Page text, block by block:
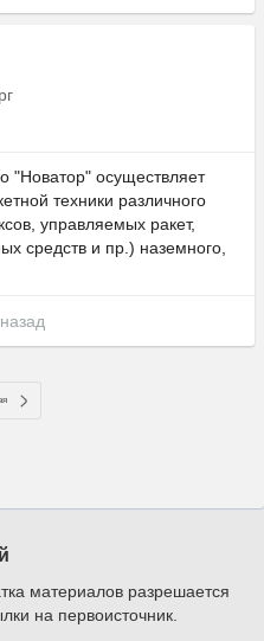
"Новатор" осуществляет
техники различного
управляемых ракет,
средств и пр.) наземного,
материалов разрешается
на первоисточник.